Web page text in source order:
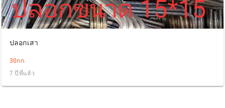
ปลอกเสา
30กก.
7 ปีที่แล้ว